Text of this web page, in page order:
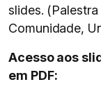
slides.
Comunidade,
Acesso aos
em PDF: